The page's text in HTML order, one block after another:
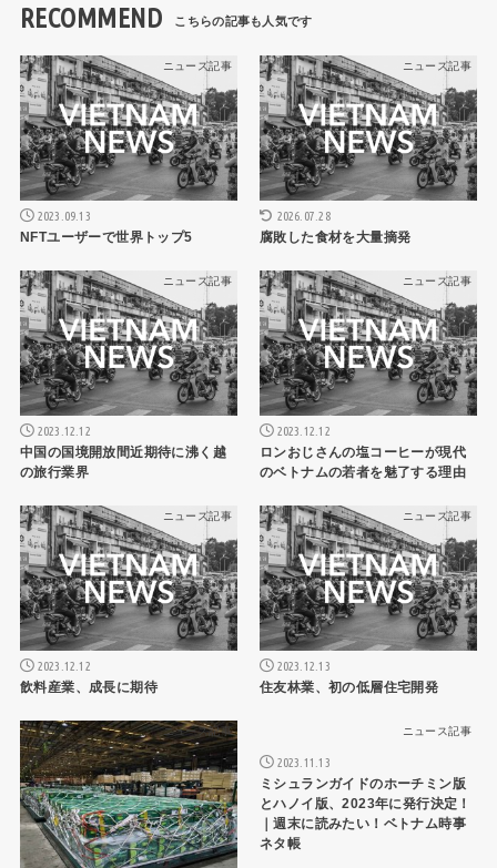
RECOMMEND
ニュース記事
2023.09.13
NFTユーザーで世界トップ5
ニュース記事
2026.07.28
腐敗した食材を大量摘発
ニュース記事
2023.12.12
中国の国境開放間近期待に沸く越
の旅行業界
ニュース記事
2023.12.12
ロンおじさんの塩コーヒーが現代
のベトナムの若者を魅了する理由
ニュース記事
2023.12.12
飲料産業、成長に期待
ニュース記事
2023.12.13
住友林業、初の低層住宅開発
ニュース記事 ニュース記事
2023.11.13
ミシュランガイドのホーチミン版
とハノイ版、2023年に発行決定！
｜週末に読みたい！ベトナム時事
ネタ帳